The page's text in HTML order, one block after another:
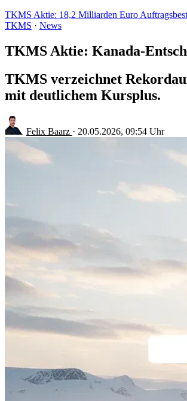
TKMS Aktie: 18,2 Milliarden Euro
TKMS · News
TKMS Aktie: Kanada-
TKMS verzeichnet
mit deutlichem Kursplus.
Felix Baarz · 20.05.2026, 09:54 Uhr